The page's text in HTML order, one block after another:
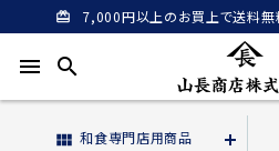
card_giftcard 7,000円以上のお買上で送料無
menu search
view_module 和食専門店用商品